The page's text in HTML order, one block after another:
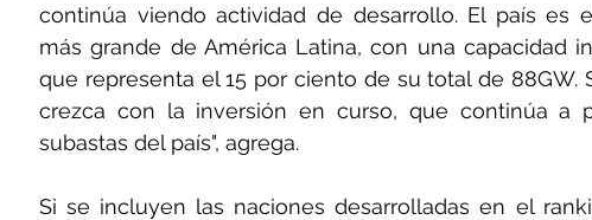
continúa viendo actividad de desarrollo. El país es
más grande de América Latina, con una capacidad
que representa el 15 por ciento de su total de 88GW.
crezca con la inversión en curso, que continúa a
subastas del país", agrega.
Si se incluyen las naciones desarrolladas en el